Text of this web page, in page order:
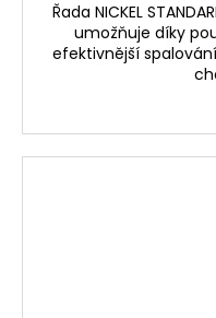
Řada NICKEL
umožňuje díky
efektivnější